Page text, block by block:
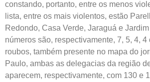
constando, portanto, entre os menos
lista, entre os mais violentos, estão
Redondo, Casa Verde, Jaraguá e
números são, respectivamente, 7, 5, 4, 4
roubos, também presente no mapa do
Paulo, ambas as delegacias da região
aparecem, respectivamente, com 130 e